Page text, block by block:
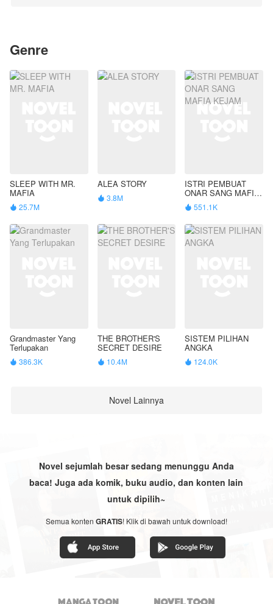
Genre
SLEEP WITH MR.
MAFIA
 25.7M
ALEA STORY
 3.8M
ISTRI PEMBUAT
ONAR SANG MAFIA
KEJAM
 551.1K
Grandmaster Yang
Terlupakan
 386.3K
THE BROTHER'S
SECRET DESIRE
 10.4M
SISTEM PILIHAN
ANGKA
 124.0K
Novel Lainnya
Novel sejumlah besar sedang menunggu Anda
baca! Juga ada komik, buku audio, dan konten lain
untuk dipilih~
Semua konten GRATIS! Klik di bawah untuk download!